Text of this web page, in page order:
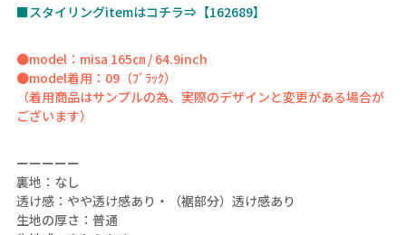
■スタイリングitemはコチラ⇒【162689】
●model：misa 165㎝ / 64.9inch
●model着用：09（ﾌﾞﾗｯｸ）
（着用商品はサンプルの為、実際のデザインと変更がある場合が
ございます）
ーーーーー
裏地：なし
透け感：やや透け感あり・（裾部分）透け感あり
生地の厚さ：普通